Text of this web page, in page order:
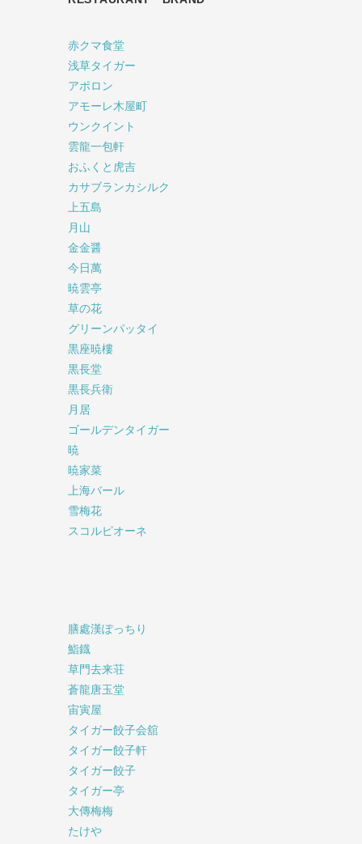
赤クマ食堂
浅草タイガー
アポロン
アモーレ木屋町
ウンクイント
雲龍一包軒
おふくと虎吉
カサブランカシルク
上五島
月山
金金醤
今日萬
暁雲亭
草の花
グリーンパッタイ
黒座暁樓
黒長堂
黒長兵衛
月居
ゴールデンタイガー
暁
暁家菜
上海バール
雪梅花
スコルピオーネ
膳處漢ぽっちり
鮨鐡
草門去来荘
蒼龍唐玉堂
宙寅屋
タイガー餃子会舘
タイガー餃子軒
タイガー餃子
タイガー亭
大傳梅梅
たけや